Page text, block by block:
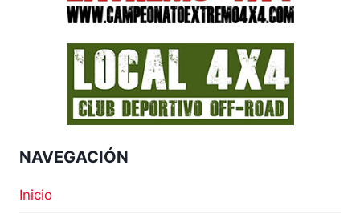
NAVEGACIÓN
Inicio